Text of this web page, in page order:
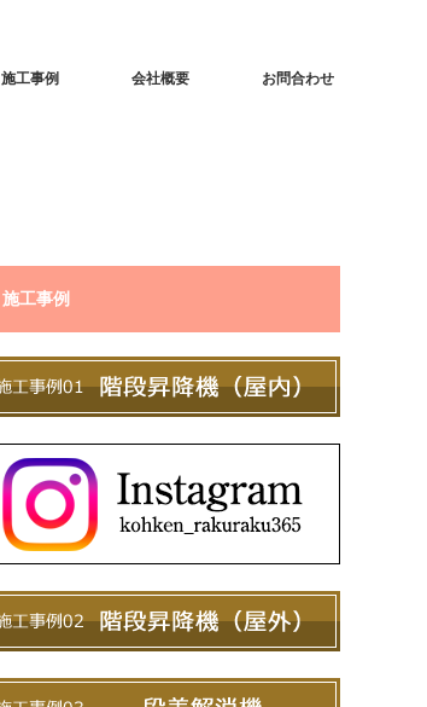
施工事例 会社概要 お問合わせ
施工事例